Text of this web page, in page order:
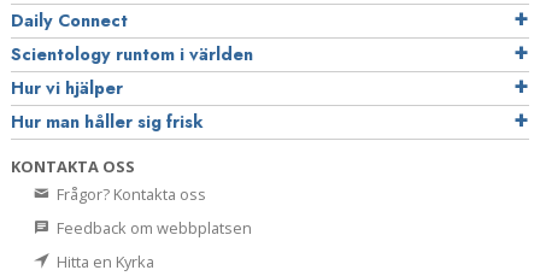
Daily Connect
Scientology runtom i världen
Hur vi hjälper
Hur man håller sig frisk
KONTAKTA OSS
Frågor? Kontakta oss
Feedback om webbplatsen
Hitta en Kyrka